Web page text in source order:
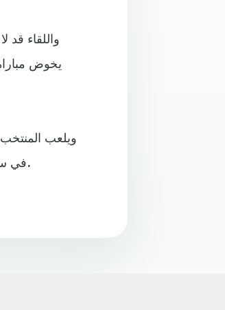
واللقاء
يخوض
ويلعب المنتخب
في سيدني، بعدما كان قد التقى مؤخرا بالمنتخب الأوزبكي وتعادل معه بدون أهداف.